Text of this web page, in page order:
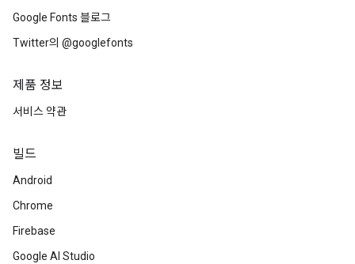
Google Fonts 블로그
Twitter의 @googlefonts
제품 정보
서비스 약관
빌드
Android
Chrome
Firebase
Google AI Studio